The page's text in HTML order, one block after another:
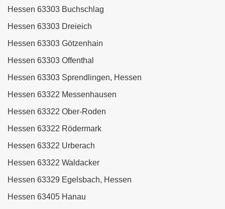
Hessen 63303 Buchschlag
Hessen 63303 Dreieich
Hessen 63303 Götzenhain
Hessen 63303 Offenthal
Hessen 63303 Sprendlingen, Hessen
Hessen 63322 Messenhausen
Hessen 63322 Ober-Roden
Hessen 63322 Rödermark
Hessen 63322 Urberach
Hessen 63322 Waldacker
Hessen 63329 Egelsbach, Hessen
Hessen 63405 Hanau